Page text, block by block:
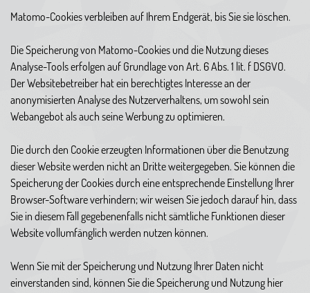
Matomo-Cookies verbleiben auf Ihrem Endgerät, bis Sie sie löschen.
Die Speicherung von Matomo-Cookies und die Nutzung dieses
Analyse-Tools erfolgen auf Grundlage von Art. 6 Abs. 1 lit. f DSGVO.
Der Websitebetreiber hat ein berechtigtes Interesse an der
anonymisierten Analyse des Nutzerverhaltens, um sowohl sein
Webangebot als auch seine Werbung zu optimieren.
Die durch den Cookie erzeugten Informationen über die Benutzung
dieser Website werden nicht an Dritte weitergegeben. Sie können die
Speicherung der Cookies durch eine entsprechende Einstellung Ihrer
Browser-Software verhindern; wir weisen Sie jedoch darauf hin, dass
Sie in diesem Fall gegebenenfalls nicht sämtliche Funktionen dieser
Website vollumfänglich werden nutzen können.
Wenn Sie mit der Speicherung und Nutzung Ihrer Daten nicht
einverstanden sind, können Sie die Speicherung und Nutzung hier